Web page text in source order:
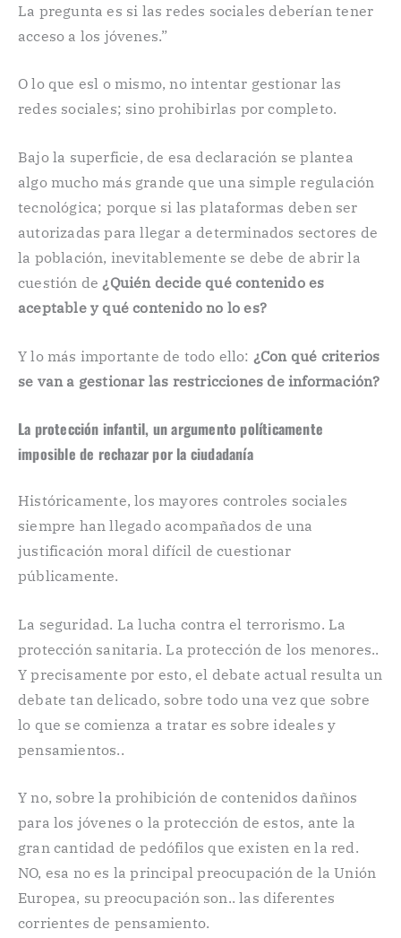
La pregunta es si las redes sociales deberían tener
acceso a los jóvenes.”
O lo que esl o mismo, no intentar gestionar las
redes sociales; sino prohibirlas por completo.
Bajo la superficie, de esa declaración se plantea
algo mucho más grande que una simple regulación
tecnológica; porque si las plataformas deben ser
autorizadas para llegar a determinados sectores de
la población, inevitablemente se debe de abrir la
cuestión de ¿Quién decide qué contenido es
aceptable y qué contenido no lo es?
Y lo más importante de todo ello: ¿Con qué criterios
se van a gestionar las restricciones de información?
La protección infantil, un argumento políticamente
imposible de rechazar por la ciudadanía
Históricamente, los mayores controles sociales
siempre han llegado acompañados de una
justificación moral difícil de cuestionar
públicamente.
La seguridad. La lucha contra el terrorismo. La
protección sanitaria. La protección de los menores..
Y precisamente por esto, el debate actual resulta un
debate tan delicado, sobre todo una vez que sobre
lo que se comienza a tratar es sobre ideales y
pensamientos..
Y no, sobre la prohibición de contenidos dañinos
para los jóvenes o la protección de estos, ante la
gran cantidad de pedófilos que existen en la red.
NO, esa no es la principal preocupación de la Unión
Europea, su preocupación son.. las diferentes
corrientes de pensamiento.